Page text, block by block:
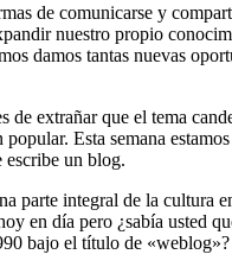
de comunicarse y
nuestro propio
damos tantas nuevas
de extrañar que el tema
popular. Esta semana
un blog.
parte integral de la cultura
en día pero ¿sabía usted
bajo el título de «weblog»?